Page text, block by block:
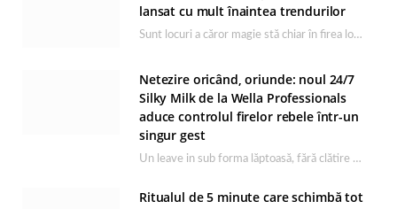
lansat cu mult înaintea trendurilor
Sunt locuri a căror magie stă chiar în firea lor naturală, iar Lacul Ursu din…
Netezire oricând, oriunde: noul 24/7
Silky Milk de la Wella Professionals
aduce controlul firelor rebele într-un
singur gest
Un leave in sub forma lăptoasă, fără clătire care completează rutina Ultimate Smooth și transformă…
Ritualul de 5 minute care schimbă tot